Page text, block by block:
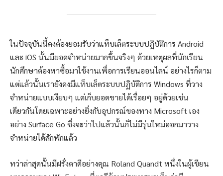
ในปัจจุบันนี้คงต้องยอมรับว่าแท็บเล็ตระบบปฏิบัติการ Android
และ iOS นั้นมียอดจำหน่ายมากขึ้นจริงๆ ด้วยเหตุผลที่นักเรียน
นักศึกษาต้องหาซื้อมาใช้งานเพื่อการเรียนออนไลน์ อย่างไรก็ตาม
แต่แล้วนั้นเรายังคงมีแท็บเล็ตระบบปฏิบัติการ Windows ที่วาง
จำหน่ายแบบเงียบๆ แต่เก็บยอดขายได้เรื่อยๆ อยู่ด้วยเช่น
เดียวกันโดยเฉพาะอย่างยิ่งกับอุปกรณ์ของทาง Microsoft เอง
อย่าง Surface Go ซึ่งจะว่าไปแล้วนั้นก็ไม่มีรุ่นใหม่ออกมาวาง
จำหน่ายได้สักพักแล้ว
ทว่าล่าสุดนั้นมีฝรั่งตาดีอย่างคุณ Roland Quandt หนึ่งในผู้เขียน